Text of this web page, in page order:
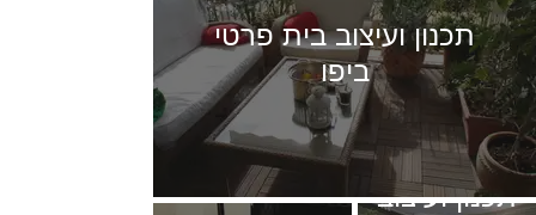
תכנון ועיצוב בית פרטי
ביפו
תכנון ועיצוב